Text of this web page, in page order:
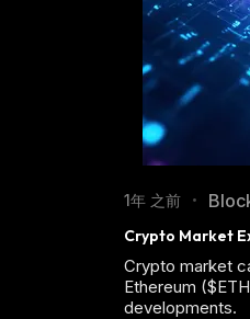
1年 之前 •
Crypto Market
Crypto market
Ethereum
developments.